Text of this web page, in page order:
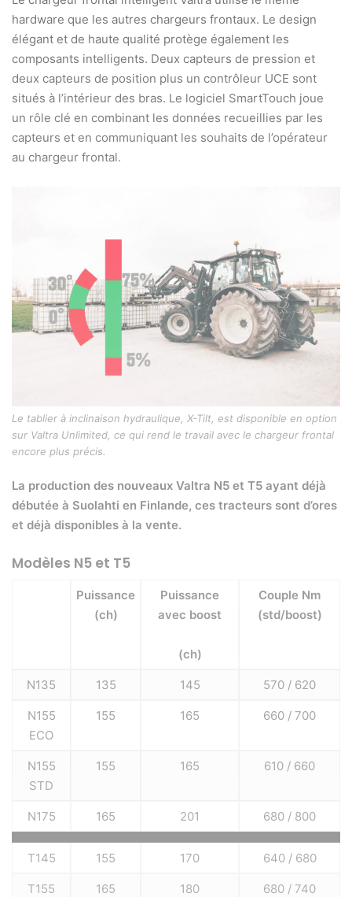
hardware que les autres chargeurs frontaux. Le design
élégant et de haute qualité protège également les
composants intelligents. Deux capteurs de pression et
deux capteurs de position plus un contrôleur UCE sont
situés à l’intérieur des bras. Le logiciel SmartTouch joue
un rôle clé en combinant les données recueillies par les
capteurs et en communiquant les souhaits de l’opérateur
au chargeur frontal.
Le tablier à inclinaison hydraulique, X-Tilt, est disponible en option
sur Valtra Unlimited, ce qui rend le travail avec le chargeur frontal
encore plus précis.
La production des nouveaux Valtra N5 et T5 ayant déjà
débutée à Suolahti en Finlande, ces tracteurs sont d’ores
et déjà disponibles à la vente.
Modèles N5 et T5
Puissance
(ch)
Puissance
avec boost
(ch)
Couple Nm
(std/boost)
N135 135 145 570 / 620
N155
ECO
155 165 660 / 700
N155
STD
155 165 610 / 660
N175 165 201 680 / 800
T145 155 170 640 / 680
T155 165 180 680 / 740